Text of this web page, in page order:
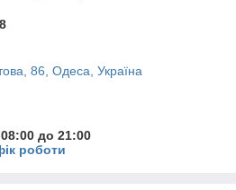
86, Одеса, Україна
до 21:00
роботи